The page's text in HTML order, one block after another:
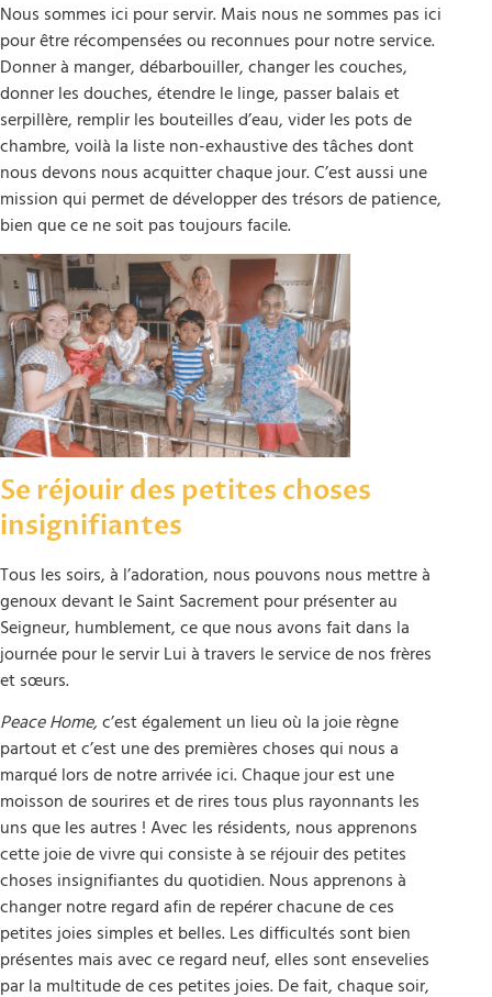
Nous sommes ici pour servir. Mais nous ne sommes pas ici
pour être récompensées ou reconnues pour notre service.
Donner à manger, débarbouiller, changer les couches,
donner les douches, étendre le linge, passer balais et
serpillère, remplir les bouteilles d’eau, vider les pots de
chambre, voilà la liste non-exhaustive des tâches dont
nous devons nous acquitter chaque jour. C’est aussi une
mission qui permet de développer des trésors de patience,
bien que ce ne soit pas toujours facile.
Se réjouir des petites choses
insignifiantes
Tous les soirs, à l’adoration, nous pouvons nous mettre à
genoux devant le Saint Sacrement pour présenter au
Seigneur, humblement, ce que nous avons fait dans la
journée pour le servir Lui à travers le service de nos frères
et sœurs.
Peace Home,c’est également un lieu où la joie règne
partout et c’est une des premières choses qui nous a
marqué lors de notre arrivée ici. Chaque jour est une
moisson de sourires et de rires tous plus rayonnants les
uns que les autres ! Avec les résidents, nous apprenons
cette joie de vivre qui consiste à se réjouir des petites
choses insignifiantes du quotidien. Nous apprenons à
changer notre regard afin de repérer chacune de ces
petites joies simples et belles. Les difficultés sont bien
présentes mais avec ce regard neuf, elles sont ensevelies
par la multitude de ces petites joies. De fait, chaque soir,